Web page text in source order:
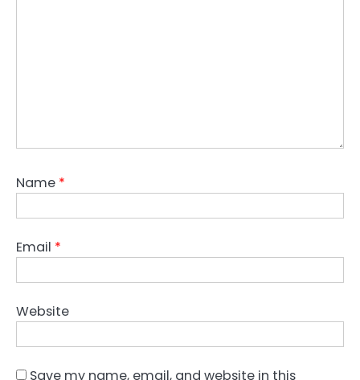
Name *
Email *
Website
Save my name, email, and website in this